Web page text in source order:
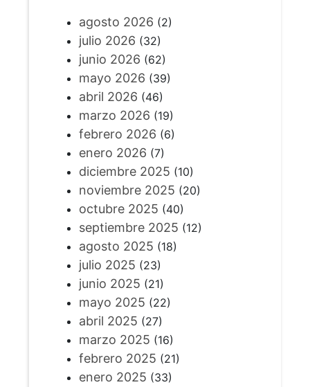
agosto 2026 (2)
julio 2026 (32)
junio 2026 (62)
mayo 2026 (39)
abril 2026 (46)
marzo 2026 (19)
febrero 2026 (6)
enero 2026 (7)
diciembre 2025 (10)
noviembre 2025 (20)
octubre 2025 (40)
septiembre 2025 (12)
agosto 2025 (18)
julio 2025 (23)
junio 2025 (21)
mayo 2025 (22)
abril 2025 (27)
marzo 2025 (16)
febrero 2025 (21)
enero 2025 (33)